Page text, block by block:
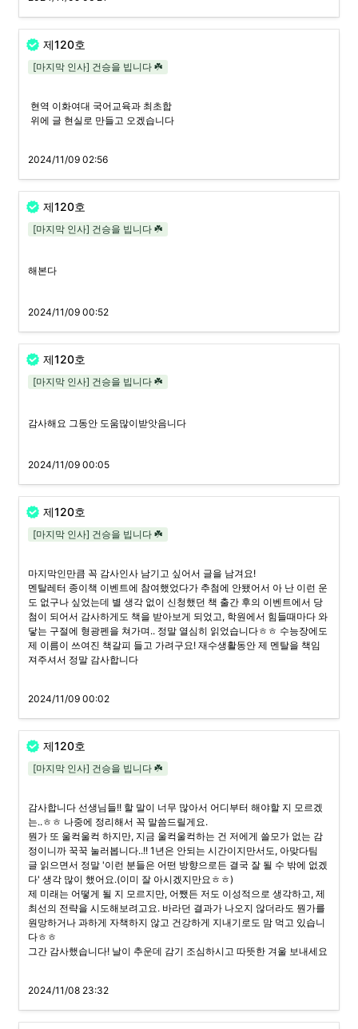
제120호
[마지막 인사] 건승을 빕니다 ☘️
위에 글 현실로 만들고 오겠습니다
2024/11/09 02:56
제120호
[마지막 인사] 건승을 빕니다 ☘️
해본다
2024/11/09 00:52
제120호
[마지막 인사] 건승을 빕니다 ☘️
감사해요 그동안 도움많이받앗음니다
2024/11/09 00:05
제120호
[마지막 인사] 건승을 빕니다 ☘️
마지막인만큼 꼭 감사인사 남기고 싶어서 글을 남겨요!
멘탈레터 종이책 이벤트에 참여했었다가 추첨에 안됐어서 아 난 이런 운
도 없구나 싶었는데 별 생각 없이 신청했던 책 출간 후의 이벤트에서 당
첨이 되어서 감사하게도 책을 받아보게 되었고, 학원에서 힘들때마다 와
닿는 구절에 형광펜을 쳐가며.. 정말 열심히 읽었습니다ㅎㅎ 수능장에도
제 이름이 쓰여진 책갈피 들고 가려구요! 재수생활동안 제 멘탈을 책임
져주셔서 정말 감사합니다
2024/11/09 00:02
제120호
[마지막 인사] 건승을 빕니다 ☘️
감사합니다 선생님들!! 할 말이 너무 많아서 어디부터 해야할 지 모르겠
는..ㅎㅎ 나중에 정리해서 꼭 말씀드릴게요.
뭔가 또 울컥울컥 하지만, 지금 울컥울컥하는 건 저에게 쓸모가 없는 감
정이니까 꾹꾹 눌러봅니다..!! 1년은 안되는 시간이지만서도, 아맞다팀
글 읽으면서 정말 '이런 분들은 어떤 방향으로든 결국 잘 될 수 밖에 없겠
다' 생각 많이 했어요.(이미 잘 아시겠지만요ㅎㅎ)
제 미래는 어떻게 될 지 모르지만, 어쨌든 저도 이성적으로 생각하고, 제
최선의 전략을 시도해보려고요. 바라던 결과가 나오지 않더라도 뭔가를
원망하거나 과하게 자책하지 않고 건강하게 지내기로도 맘 먹고 있습니
다ㅎㅎ
그간 감사했습니다! 날이 추운데 감기 조심하시고 따뜻한 겨울 보내세요
2024/11/08 23:32